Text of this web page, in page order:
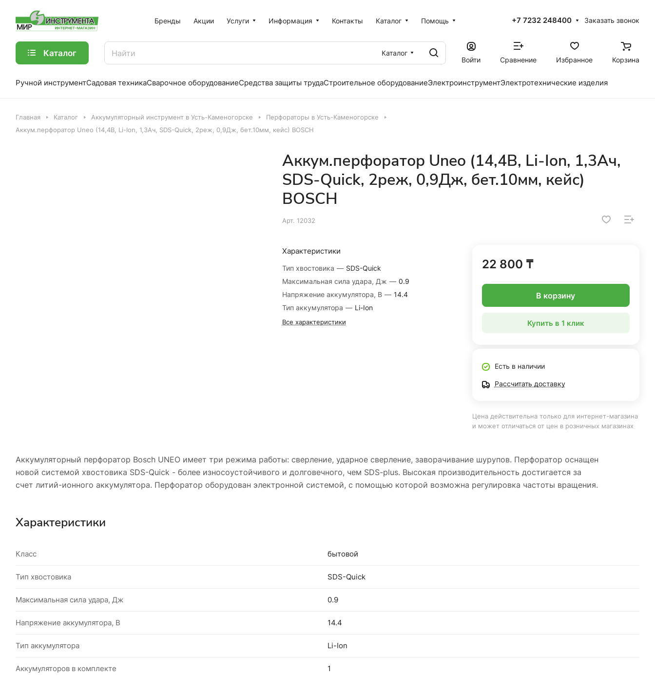
Бренды Акции Услуги Информация Контакты Каталог Помощь +7 7232 248400 Заказать звонок
Каталог
Каталог
Войти
Сравнение Избранное Корзина
Ручной инструментСадовая техникаСварочное оборудованиеСредства защиты трудаСтроительное оборудованиеЭлектроинструментЭлектротехнические изделия
Главная Каталог Аккумуляторный инструмент в Усть-Каменогорске
Перфораторы в Усть-Каменогорске
Аккум.перфоратор Uneo (14,4В, Li-Ion, 1,3Ач, SDS-Quick, 2реж, 0,9Дж, бет.10мм, кейс) BOSCH
Аккум.перфоратор Uneo (14,4В, Li-Ion, 1,3Ач,
SDS-Quick, 2реж, 0,9Дж, бет.10мм, кейс)
BOSCH
Арт. 12032
Характеристики
Тип хвостовика — SDS-Quick
Максимальная сила удара, Дж — 0.9
Напряжение аккумулятора, В — 14.4
Тип аккумулятора — Li-Ion
Все характеристики
22 800 ₸
В корзину
Купить в 1 клик
Есть в наличии
Рассчитать доставку
Цена действительна только для интернет-магазина
и может отличаться от цен в розничных магазинах
Аккумуляторный перфоратор Bosch UNEO имеет три режима работы: сверление, ударное сверление, заворачивание шурупов. Перфоратор оснащен
новой системой хвостовика SDS-Quick - более износоустойчивого и долговечного, чем SDS-plus. Высокая производительность достигается за
счет литий-ионного аккумулятора. Перфоратор оборудован электронной системой, с помощью которой возможна регулировка частоты вращения.
Характеристики
Класс бытовой
Тип хвостовика SDS-Quick
Максимальная сила удара, Дж 0.9
Напряжение аккумулятора, В 14.4
Тип аккумулятора Li-Ion
Аккумуляторов в комплекте 1